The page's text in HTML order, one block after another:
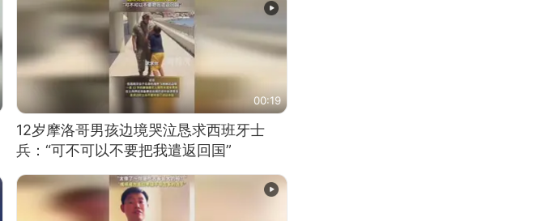
00:19
12岁摩洛哥男孩边境哭泣恳求西班牙士
兵：“可不可以不要把我遣返回国”